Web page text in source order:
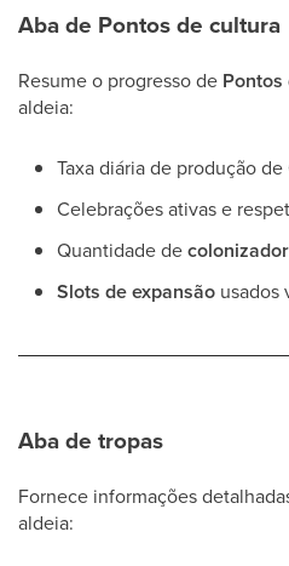
Aba de Pontos de cultura
Resume o progresso de Pontos
aldeia:
Taxa diária de produção de
Celebrações ativas e
Quantidade de
Slots de expansão usados
Aba de tropas
Fornece informações
aldeia: